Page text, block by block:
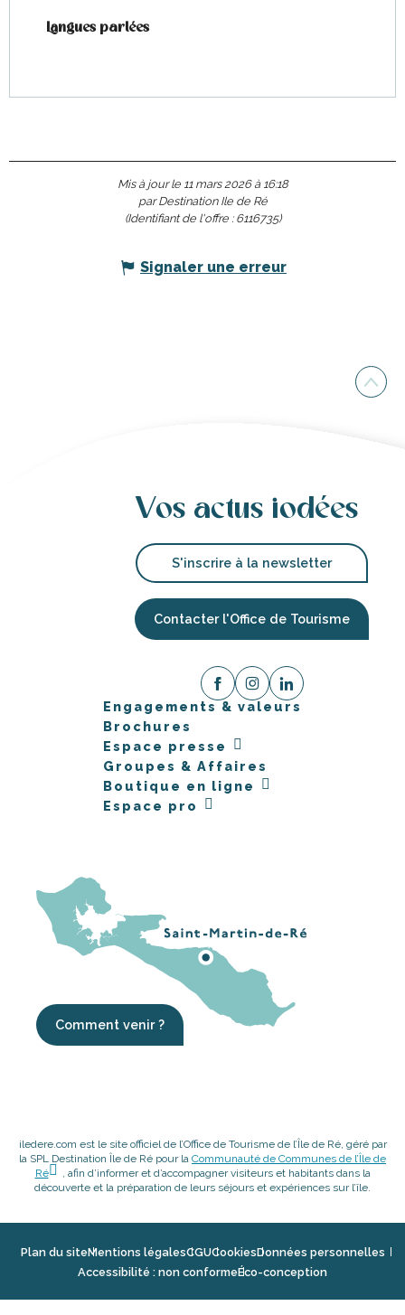
Langues parlées
Langues parlées
Mis à jour le 11 mars 2026 à 16:18
par Destination Ile de Ré
(Identifiant de l'offre : 6116735)
Signaler une erreur
Vos actus iodées
S'inscrire à la newsletter
Contacter l'Office de Tourisme
Engagements & valeurs
Brochures
Espace presse
Groupes & Affaires
Boutique en ligne
Espace pro
Comment venir ?
iledere.com est le site officiel de l’Office de Tourisme de l’Île de Ré, géré par
la SPL Destination Île de Ré pour la Communauté de Communes de l’Île de
Ré
, afin d’informer et d’accompagner visiteurs et habitants dans la
découverte et la préparation de leurs séjours et expériences sur l’île.
Plan du siteMentions légalesCGUCookiesDonnées personnelles
Accessibilité : non conformeÉco-conception